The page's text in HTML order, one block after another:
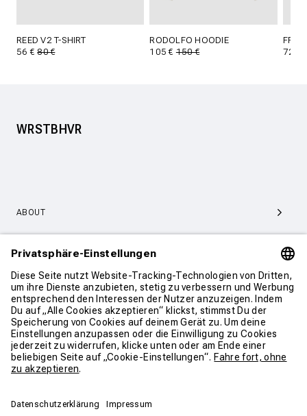
REED V2 T-SHIRT
56 €80 €
RODOLFO HOODIE
105 €150 €
72 €
WRSTBHVR
ABOUT
SERVICE & SUPPORT
KONTAKT